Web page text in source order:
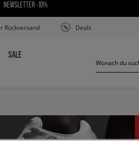
NEWSLETTER -10%
Rückversand Deals
SALE
SALE